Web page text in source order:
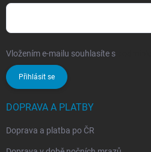
Vložením e-mailu souhlasíte s
Přihlásit se
DOPRAVA A PLATBY
Doprava a platba po ČR